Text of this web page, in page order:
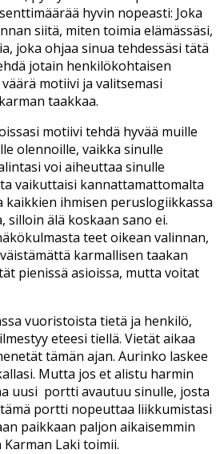
hyvin nopeasti: Joka
siitä, miten toimia elämässäsi,
joka ohjaa sinua tehdessäsi tätä
jotain henkilökohtaisen
motiivi ja valitsemasi
taakkaa.
motiivi tehdä hyvää muille
olennoille, vaikka sinulle
voi aiheuttaa sinulle
vaikuttaisi kannattamattomalta
kaikkien ihmisen peruslogiikkassa
silloin älä koskaan sano ei.
teet oikean valinnan,
karmallisen taakan
pienissä asioissa, mutta voitat
vuoristoista tietä ja henkilö,
eteesi tiellä. Vietät aikaa
tämän ajan. Aurinko laskee
Mutta jos et alistu harmin
uusi portti avautuu sinulle, josta
portti nopeuttaa liikkumistasi
paikkaan paljon aikaisemmin
Laki toimii.